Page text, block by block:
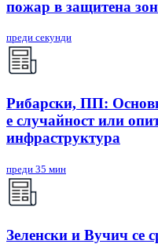
пожар в защитена
преди секунди
Рибарски, ПП:
е случайност или
инфраструктура
преди 35 мин
Зеленски и Вучич се